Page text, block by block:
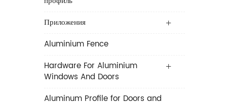
Приложения
Aluminium Fence
Hardware For Aluminium
Windows And Doors
Aluminum Profile for Doors and